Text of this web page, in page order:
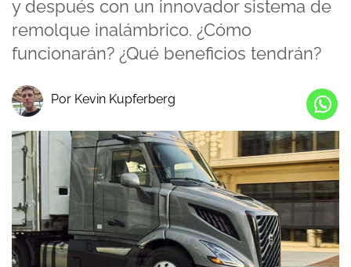
y después con un innovador sistema de
remolque inalámbrico. ¿Cómo
funcionarán? ¿Qué beneficios tendrán?
Por Kevin Kupferberg